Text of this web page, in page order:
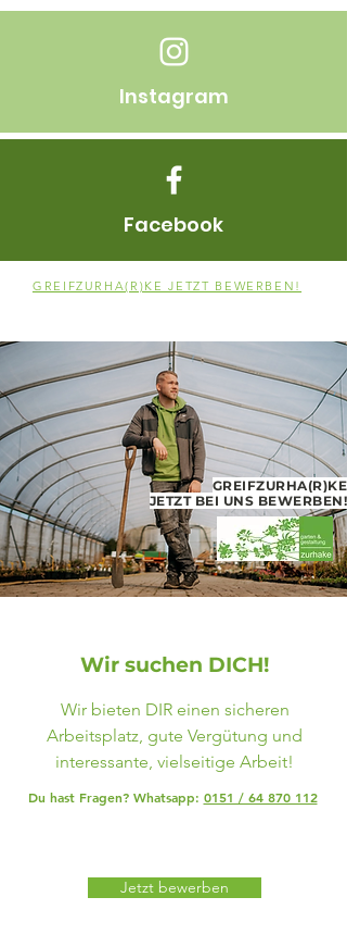
Instagram
Facebook
GREIFZURHA(R)KE JETZT BEWERBEN!
GREIFZURHA(R)KE
JETZT BEI UNS BEWERBEN!
Wir suchen DICH!
Wir bieten DIR einen sicheren
Arbeitsplatz, gute Vergütung und
interessante, vielseitige Arbeit!
Du hast Fragen? Whatsapp: 0151 / 64 870 112
Jetzt bewerben